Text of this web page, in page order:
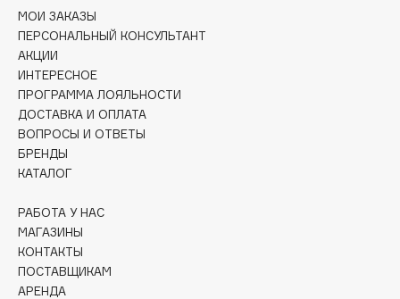
Collagenina
Consly
Corimo
Cottolina
Crescina
Cunzite
Curaprox
D
МОИ ЗАКАЗЫ
ПЕРСОНАЛЬНЫЙ КОНСУЛЬТАНТ
АКЦИИ
ИНТЕРЕСНОЕ
ПРОГРАММА ЛОЯЛЬНОСТИ
ДОСТАВКА И ОПЛАТА
ВОПРОСЫ И ОТВЕТЫ
БРЕНДЫ
КАТАЛОГ
РАБОТА У НАС
МАГАЗИНЫ
КОНТАКТЫ
ПОСТАВЩИКАМ
АРЕНДА